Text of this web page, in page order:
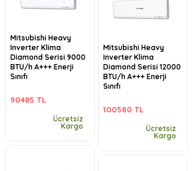
Mitsubishi Heavy
Inverter Klima
Diamond Serisi 9000
BTU/h A+++ Enerji
Sınıfı
90485 TL
Ücretsiz
Kargo
Mitsubishi Heavy
Inverter Klima
Diamond Serisi 12000
BTU/h A+++ Enerji
Sınıfı
100580 TL
Ücretsiz
Kargo